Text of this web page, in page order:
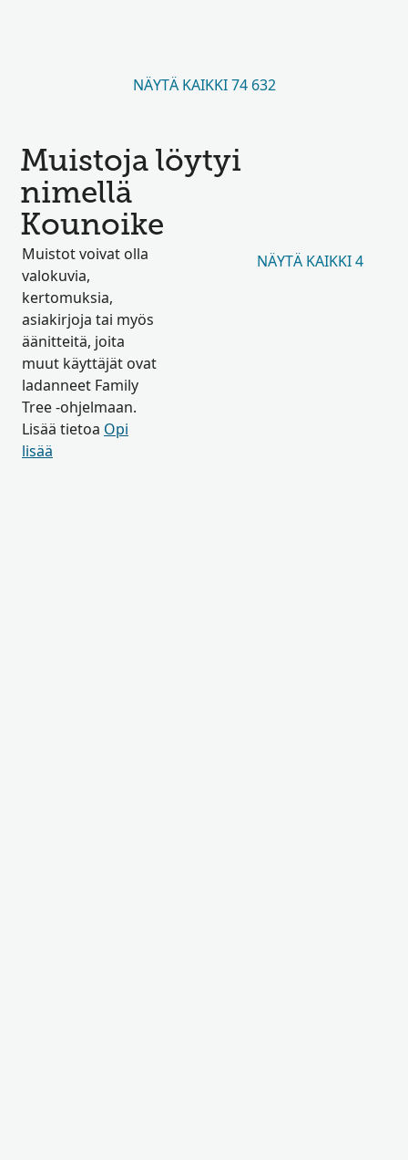
NÄYTÄ KAIKKI 74 632
Muistoja löytyi
nimellä
Kounoike
Muistot voivat olla
valokuvia,
kertomuksia,
asiakirjoja tai myös
äänitteitä, joita
muut käyttäjät ovat
ladanneet Family
Tree -ohjelmaan.
Lisää tietoa Opi
lisää
NÄYTÄ KAIKKI 4